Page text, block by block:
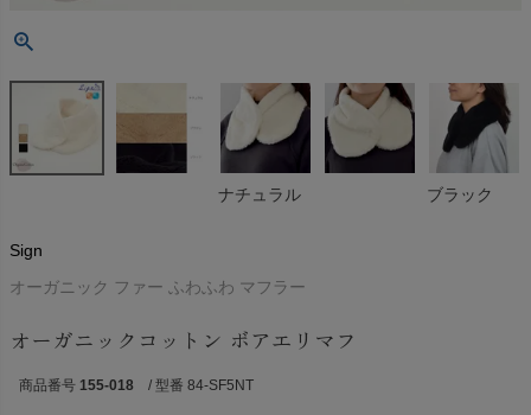
ナチュラル ブラック
Sign
オーガニック ファー ふわふわ マフラー
オーガニックコットン ボアエリマフ
商品番号 155-018 / 型番 84-SF5NT